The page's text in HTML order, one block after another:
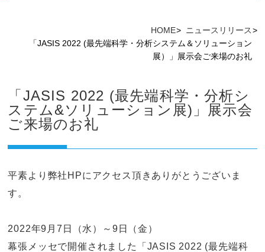
HOME
ニュースリリース
「JASIS 2022 (最先端科学・分析システム＆ソリューション
展）」展示会ご来場のお礼
「JASIS 2022 (最先端科学・分析シ
ステム&ソリューション展)」展示会
ご来場のお礼
平素より弊社HPにアクセス頂きありがとうございま
す。
2022年9月7日（水）～9日（金）
幕張メッセで開催されました「JASIS 2022 (最先端科